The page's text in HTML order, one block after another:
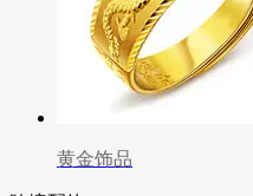
黄金饰品